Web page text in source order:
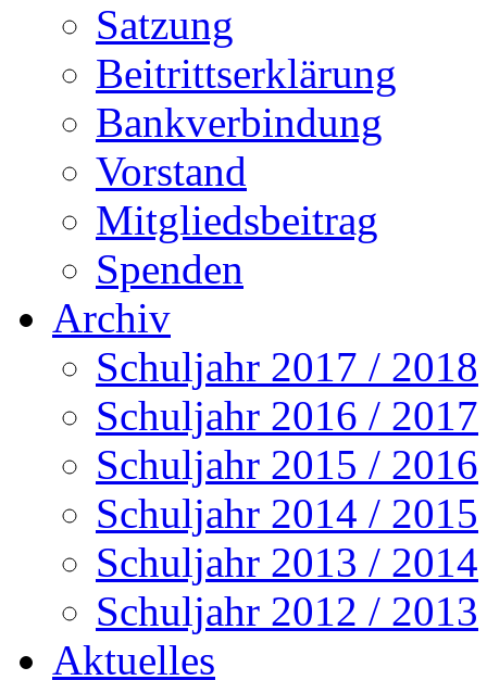
Satzung
Beitrittserklärung
Bankverbindung
Vorstand
Mitgliedsbeitrag
Spenden
Archiv
Schuljahr 2017 / 2018
Schuljahr 2016 / 2017
Schuljahr 2015 / 2016
Schuljahr 2014 / 2015
Schuljahr 2013 / 2014
Schuljahr 2012 / 2013
Aktuelles